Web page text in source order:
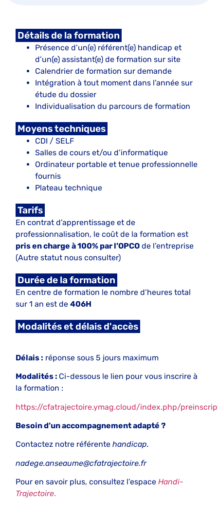
Détails de la formation
Présence d’un(e) référent(e) handicap et
d’un(e) assistant(e) de formation sur site
Calendrier de formation sur demande
Intégration à tout moment dans l’année sur
étude du dossier
Individualisation du parcours de formation
Moyens techniques
CDI / SELF
Salles de cours et/ou d’informatique
Ordinateur portable et tenue professionnelle
fournis
Plateau technique
Tarifs
En contrat d’apprentissage et de
professionnalisation, le coût de la formation est
pris en charge à 100% par l’OPCO de l’entreprise
(Autre statut nous consulter)
Durée de la formation
En centre de formation le nombre d’heures total
sur 1 an est de 406H
Modalités et délais d'accès
Délais : réponse sous 5 jours maximum
Modalités : Ci-dessous le lien pour vous inscrire à
la formation :
https://cfatrajectoire.ymag.cloud/index.php/
Besoin d’un accompagnement adapté ?
Contactez notre référente handicap.
nadege.anseaume@cfatrajectoire.fr
Pour en savoir plus, consultez l’espace Handi-
Trajectoire.